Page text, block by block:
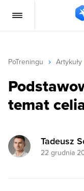
PoTreningu Artykuły
temat
Tadeusz
22 grudnia